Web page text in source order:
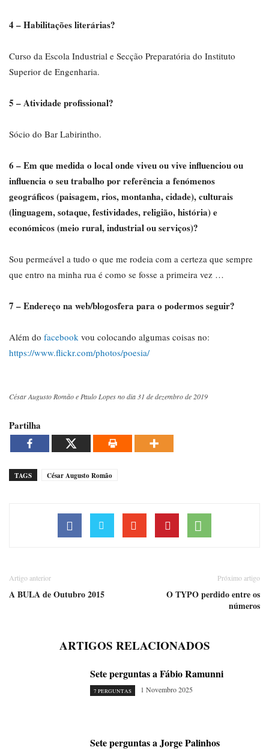
4 – Habilitações literárias?
Curso da Escola Industrial e Secção Preparatória do Instituto
Superior de Engenharia.
5 – Atividade profissional?
Sócio do Bar Labirintho.
6 – Em que medida o local onde viveu ou vive influenciou ou
influencia o seu trabalho por referência a fenómenos
geográficos (paisagem, rios, montanha, cidade), culturais
(linguagem, sotaque, festividades, religião, história) e
económicos (meio rural, industrial ou serviços)?
Sou permeável a tudo o que me rodeia com a certeza que sempre
que entro na minha rua é como se fosse a primeira vez …
7 – Endereço na web/blogosfera para o podermos seguir?
Além do facebook vou colocando algumas coisas no:
https://www.flickr.com/photos/poesia/
César Augusto Romão e Paulo Lopes no dia 31 de dezembro de 2019
Partilha
TAGS César Augusto Romão
Artigo anterior
A BULA de Outubro 2015
Próximo artigo
O TYPO perdido entre os
números
ARTIGOS RELACIONADOS
Sete perguntas a Fábio Ramunni
7 PERGUNTAS 1 Novembro 2025
Sete perguntas a Jorge Palinhos